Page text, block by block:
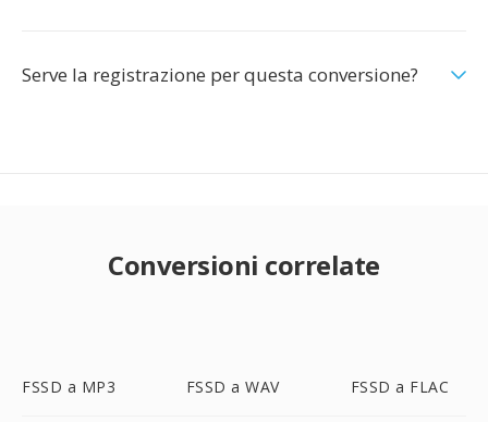
Serve la registrazione per questa conversione?
Conversioni correlate
FSSD a MP3 FSSD a WAV FSSD a FLAC